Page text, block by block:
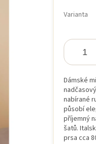
cena:
Varianta
Dámské
nabírané
působí
příjemný
šatů.
prsa cca